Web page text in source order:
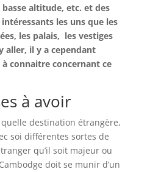
altitude, etc. et des
les uns que les
les palais, les vestiges
aller, il y a cependant
connaitre concernant ce
à avoir
destination étrangère,
soi différentes sortes de
qu’il soit majeur ou
doit se munir d’un